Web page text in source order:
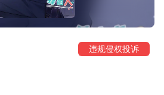
违规侵权投诉